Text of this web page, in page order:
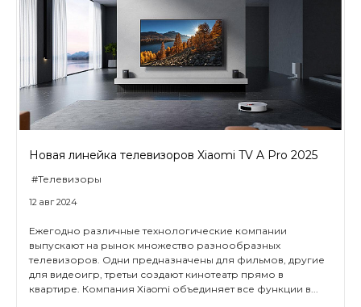
Новая линейка телевизоров Xiaomi TV A Pro 2025
#Телевизоры
12 авг 2024
Ежегодно различные технологические компании
выпускают на рынок множество разнообразных
телевизоров. Одни предназначены для фильмов, другие
для видеоигр, третьи создают кинотеатр прямо в
квартире. Компания Xiaomi объединяет все функции в...